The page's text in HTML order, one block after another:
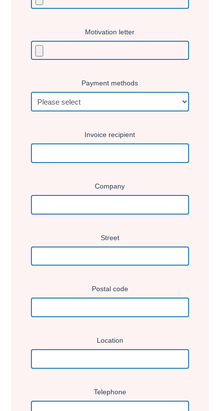
Motivation letter
Payment methods
Invoice recipient
Company
Street
Postal code
Location
Telephone